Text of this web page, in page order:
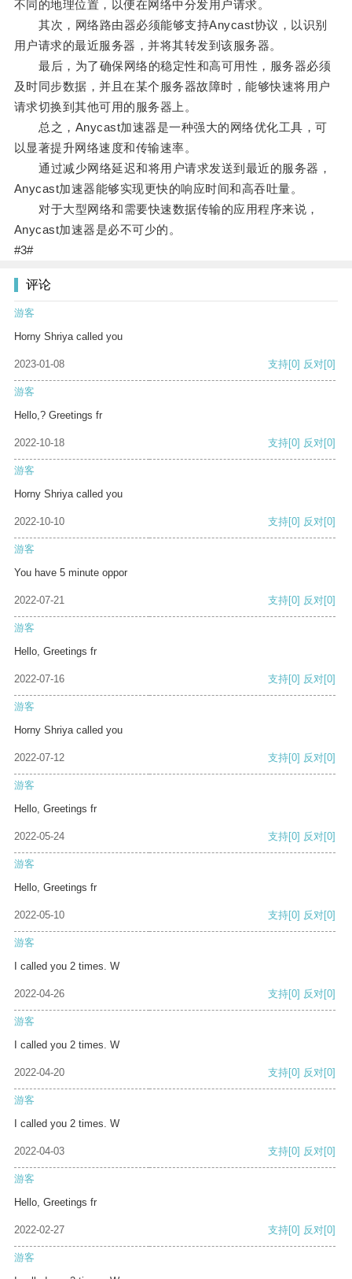
不同的地理位置，以便在网络中分发用户请求。
其次，网络路由器必须能够支持Anycast协议，以识别
用户请求的最近服务器，并将其转发到该服务器。
最后，为了确保网络的稳定性和高可用性，服务器必须
及时同步数据，并且在某个服务器故障时，能够快速将用户
请求切换到其他可用的服务器上。
总之，Anycast加速器是一种强大的网络优化工具，可
以显著提升网络速度和传输速率。
通过减少网络延迟和将用户请求发送到最近的服务器，
Anycast加速器能够实现更快的响应时间和高吞吐量。
对于大型网络和需要快速数据传输的应用程序来说，
Anycast加速器是必不可少的。
#3#
评论
游客
Horny Shriya called you
2023-01-08 支持[0] 反对[0]
游客
Hello,? Greetings fr
2022-10-18 支持[0] 反对[0]
游客
Horny Shriya called you
2022-10-10 支持[0] 反对[0]
游客
You have 5 minute oppor
2022-07-21 支持[0] 反对[0]
游客
Hello, Greetings fr
2022-07-16 支持[0] 反对[0]
游客
Horny Shriya called you
2022-07-12 支持[0] 反对[0]
游客
Hello, Greetings fr
2022-05-24 支持[0] 反对[0]
游客
Hello, Greetings fr
2022-05-10 支持[0] 反对[0]
游客
I called you 2 times. W
2022-04-26 支持[0] 反对[0]
游客
I called you 2 times. W
2022-04-20 支持[0] 反对[0]
游客
I called you 2 times. W
2022-04-03 支持[0] 反对[0]
游客
Hello, Greetings fr
2022-02-27 支持[0] 反对[0]
游客